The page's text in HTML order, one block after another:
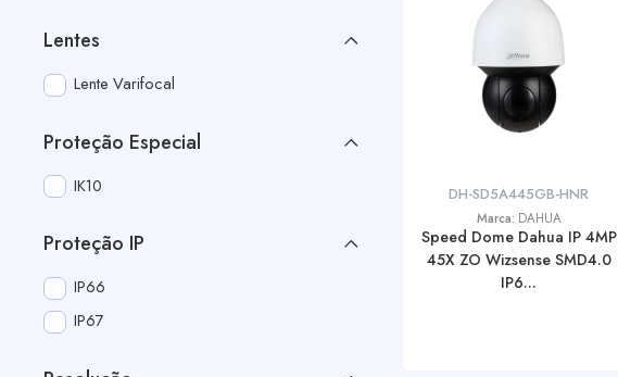
DH-SD5A445GB-HNR
Marca: DAHUA
Speed Dome Dahua IP 4MP
45X ZO Wizsense SMD4.0
IP6...
Lentes
Lente Varifocal
Proteção Especial
IK10
Proteção IP
IP66
IP67